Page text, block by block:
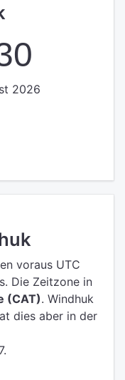
2026
voraus UTC
Die Zeitzone in
(CAT). Windhuk
dies aber in der